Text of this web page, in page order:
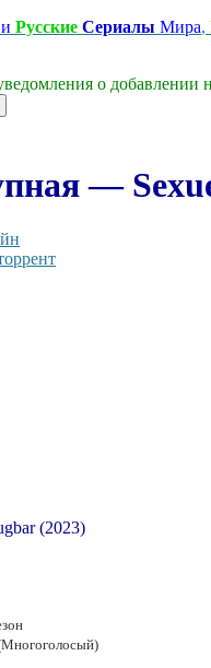
и Русские Сериалы Мира,
о добавлении
—